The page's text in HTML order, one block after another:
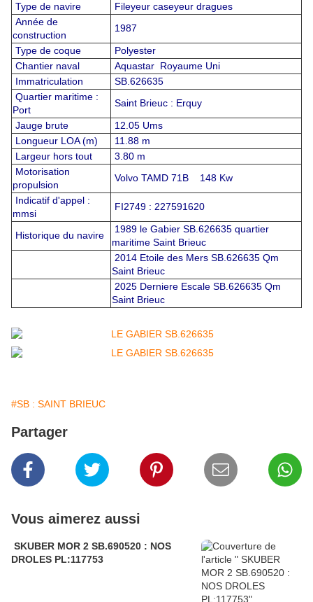
Type de navire
Fileyeur caseyeur dragues
Année de
construction
1987
Type de coque
Polyester
Chantier naval
Aquastar Royaume Uni
Immatriculation
SB.626635
Quartier maritime :
Port
Saint Brieuc : Erquy
Jauge brute
12.05 Ums
Longueur LOA (m)
11.88 m
Largeur hors tout
3.80 m
Motorisation
propulsion
Volvo TAMD 71B 148 Kw
Indicatif d'appel :
mmsi
FI2749 : 227591620
Historique du navire
1989 le Gabier SB.626635 quartier
maritime Saint Brieuc
2014 Etoile des Mers SB.626635 Qm
Saint Brieuc
2025 Derniere Escale SB.626635 Qm
Saint Brieuc
#SB : SAINT BRIEUC
Partager
Vous aimerez aussi
SKUBER MOR 2 SB.690520 : NOS
DROLES PL:117753